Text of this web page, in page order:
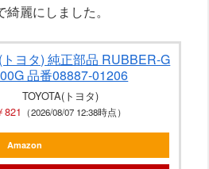
麗にしました。
トヨタ) 純正部品 RUBBER-G
品番08887-01206
TOYOTA(トヨタ)
821 （2026/08/07 12:38時点）
Amazon